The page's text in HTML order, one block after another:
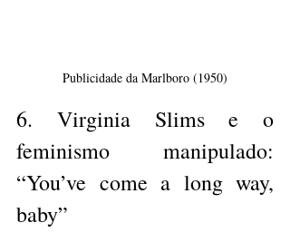
Publicidade da Marlboro (1950)
6. Virginia Slims e o
feminismo manipulado:
“You’ve come a long way,
baby”